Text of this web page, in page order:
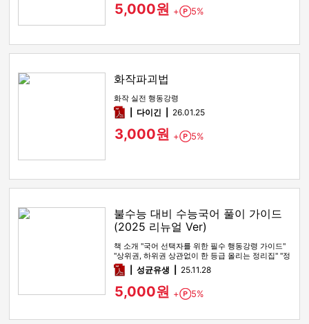
5,000원 + Point
5%
화작파괴법
화작 실전 행동강령
pdf다이긴 26.01.25
3,000원 + Point
5%
불수능 대비 수능국어 풀이 가이드
(2025 리뉴얼 Ver)
책 소개 "국어 선택자를 위한 필수 행동강령 가이드"
"상위권, 하위권 상관없이 한 등급 올리는 정리집" "정
시파이터 적극 …
pdf성균유생 25.11.28
5,000원 + Point
5%